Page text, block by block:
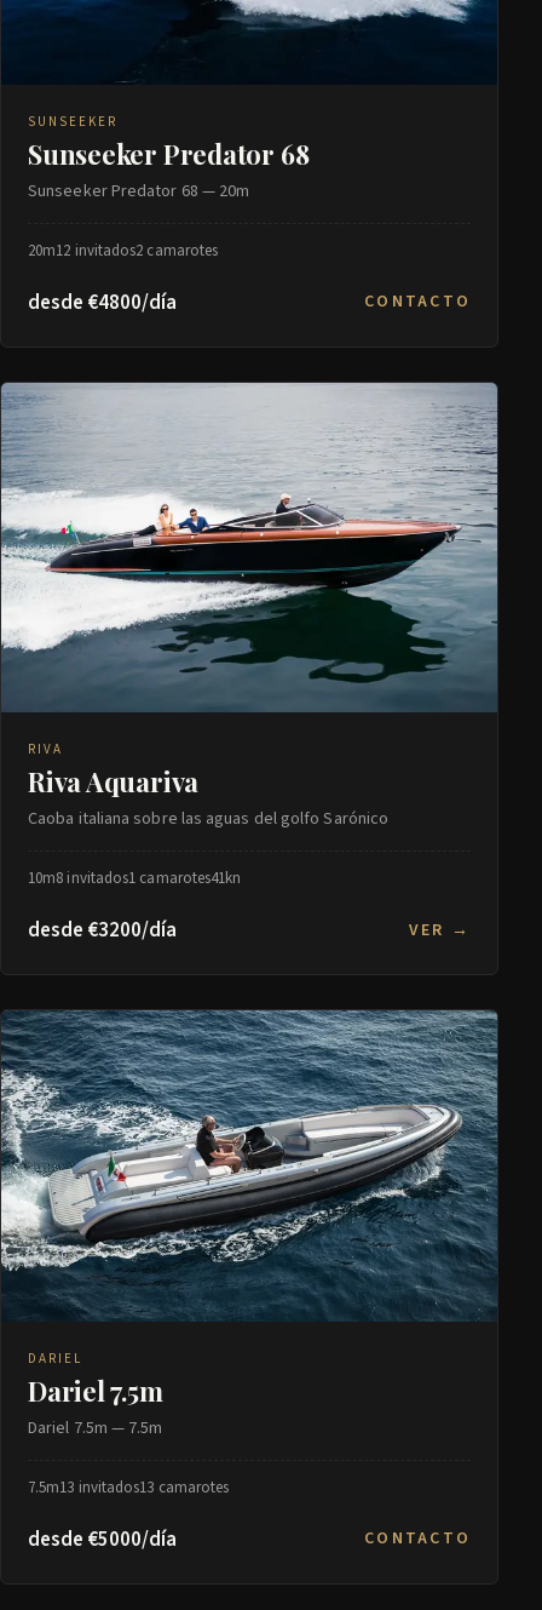
SUNSEEKER
Sunseeker Predator 68
Sunseeker Predator 68 — 20m
20m12 invitados2 camarotes
desde €4800/día CONTACTO
RIVA
Riva Aquariva
Caoba italiana sobre las aguas del golfo Sarónico
10m8 invitados1 camarotes41kn
desde €3200/día VER →
DARIEL
Dariel 7.5m
Dariel 7.5m — 7.5m
7.5m13 invitados13 camarotes
desde €5000/día CONTACTO